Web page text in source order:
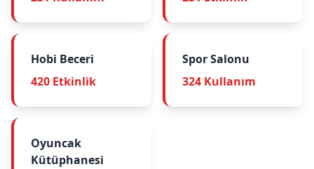
Hobi Beceri
420 Etkinlik
Spor Salonu
324 Kullanım
Oyuncak
Kütüphanesi